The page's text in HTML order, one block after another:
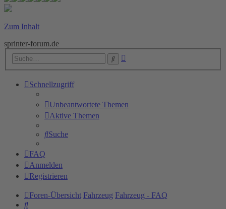
Zum Inhalt
sprinter-forum.de
Suche
Schnellzugriff
Unbeantwortete Themen
Aktive Themen
Suche
FAQ
Anmelden
Registrieren
Foren-Übersicht Fahrzeug Fahrzeug - FAQ
Suche